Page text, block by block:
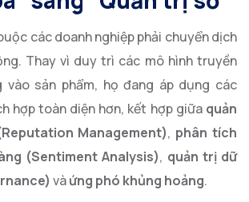
các doanh nghiệp phải chuyển dịch
Thay vì duy trì các mô hình truyền
sản phẩm, họ đang áp dụng các
hợp toàn diện hơn, kết hợp giữa quản
Management), phân tích
(Sentiment Analysis), quản trị dữ
vàứng phó khủng hoảng.